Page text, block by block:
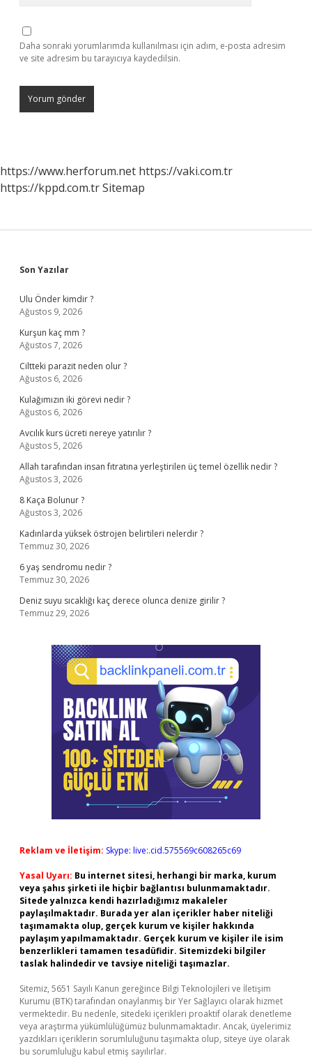
Daha sonraki yorumlarımda kullanılması için adım, e-posta adresim
ve site adresim bu tarayıcıya kaydedilsin.
https://www.herforum.net https://vaki.com.tr
https://kppd.com.trSitemap
Sidebar
Son Yazılar
Ulu Önder kimdir ?
Ağustos 9, 2026
Kurşun kaç mm ?
Ağustos 7, 2026
Ciltteki parazit neden olur ?
Ağustos 6, 2026
Kulağımızın iki görevi nedir ?
Ağustos 6, 2026
Avcılık kurs ücreti nereye yatırılır ?
Ağustos 5, 2026
Allah tarafından insan fıtratına yerleştirilen üç temel özellik nedir ?
Ağustos 3, 2026
8 Kaça Bolunur ?
Ağustos 3, 2026
Kadınlarda yüksek östrojen belirtileri nelerdir ?
Temmuz 30, 2026
6 yaş sendromu nedir ?
Temmuz 30, 2026
Deniz suyu sıcaklığı kaç derece olunca denize girilir ?
Temmuz 29, 2026
Reklam ve İletişim: Skype: live:.cid.575569c608265c69
Yasal Uyarı: Bu internet sitesi, herhangi bir marka, kurum
veya şahıs şirketi ile hiçbir bağlantısı bulunmamaktadır.
Sitede yalnızca kendi hazırladığımız makaleler
paylaşılmaktadır. Burada yer alan içerikler haber niteliği
taşımamakta olup, gerçek kurum ve kişiler hakkında
paylaşım yapılmamaktadır. Gerçek kurum ve kişiler ile isim
benzerlikleri tamamen tesadüfidir. Sitemizdeki bilgiler
taslak halindedir ve tavsiye niteliği taşımazlar.
Sitemiz, 5651 Sayılı Kanun gereğince Bilgi Teknolojileri ve İletişim
Kurumu (BTK) tarafından onaylanmış bir Yer Sağlayıcı olarak hizmet
vermektedir. Bu nedenle, sitedeki içerikleri proaktif olarak denetleme
veya araştırma yükümlülüğümüz bulunmamaktadır. Ancak, üyelerimiz
yazdıkları içeriklerin sorumluluğunu taşımakta olup, siteye üye olarak
bu sorumluluğu kabul etmiş sayılırlar.